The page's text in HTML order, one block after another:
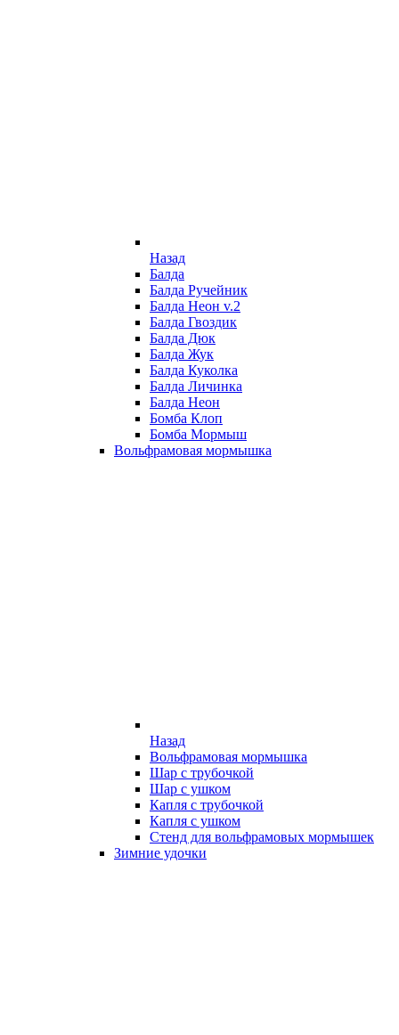
Назад
Балда
Балда Ручейник
Балда Неон v.2
Балда Гвоздик
Балда Дюк
Балда Жук
Балда Куколка
Балда Личинка
Балда Неон
Бомба Клоп
Бомба Мормыш
Вольфрамовая мормышка
Назад
Вольфрамовая мормышка
Шар с трубочкой
Шар с ушком
Капля с трубочкой
Капля с ушком
Стенд для вольфрамовых мормышек
Зимние удочки